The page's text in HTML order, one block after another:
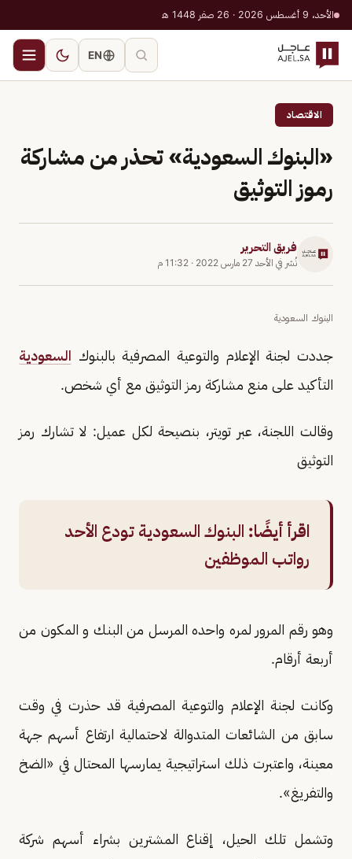
الأحد، 9 أغسطس 2026 · 26 صفر 1448 هـ
EN
الاقتصاد
«البنوك السعودية» تحذر من مشاركة
رموز التوثيق
فريق التحرير
نُشر في الأحد 27 مارس 2022 · 11:32 م
البنوك السعودية
جددت لجنة الإعلام والتوعية المصرفية بالبنوك السعودية
التأكيد على منع مشاركة رمز التوثيق مع أي شخص.
وقالت اللجنة، عبر تويتر، بنصيحة لكل عميل: لا تشارك رمز
التوثيق
اقرأ أيضًا: البنوك السعودية تودع الأحد
رواتب الموظفين
وهو رقم المرور لمره واحده المرسل من البنك و المكون من
أربعة أرقام.
وكانت لجنة الإعلام والتوعية المصرفية قد حذرت في وقت
سابق من الشائعات المتدوالة لاحتمالية ارتفاع أسهم جهة
معينة، واعتبرت ذلك استراتيجية يمارسها المحتال في «الضخ
والتفريغ».
وتشمل تلك الحيل، إقناع المشترين بشراء أسهم شركة